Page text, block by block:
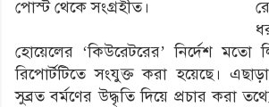
পোস্ট থেকে সংগ্রহীত।
হোয়েলের ‘কিউরেটরের’ নির্দেশ মতো
রিপোর্টটিতে সংযুক্ত করা হয়েছে।
সুব্রত বর্মণের উদ্ধৃতি দিয়ে প্রচার করা